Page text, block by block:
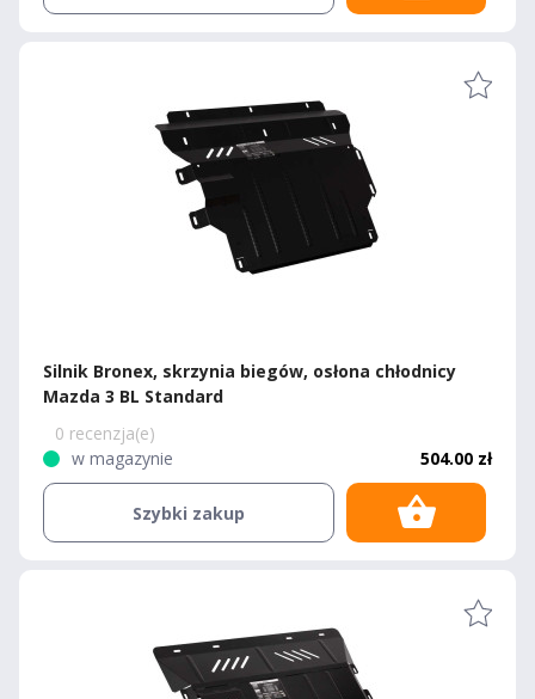
Silnik Bronex, skrzynia biegów, osłona chłodnicy
Mazda 3 BL Standard
0 recenzja(e)
w magazynie
504.00 zł
Szybki zakup